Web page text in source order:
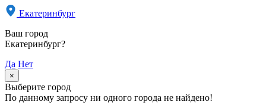
Екатеринбург
Ваш город
Екатеринбург?
Да Нет
×
Выберите город
По данному запросу ни одного города не найдено!